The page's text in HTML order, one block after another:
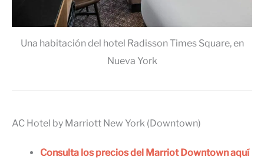
Una habitación del hotel Radisson Times Square, en
Nueva York
AC Hotel by Marriott New York (Downtown)
Consulta los precios del Marriot Downtown aquí